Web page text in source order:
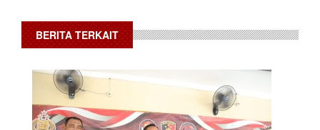
BERITA TERKAIT